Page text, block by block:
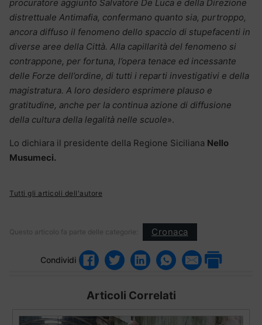
procuratore aggiunto Salvatore De Luca e della Direzione
distrettuale Antimafia, confermano quanto sia, purtroppo,
ancora diffuso il fenomeno dello spaccio di stupefacenti in
diverse aree della Città. Alla capillarità del fenomeno si
contrappone, per fortuna, l’opera tenace ed incessante
delle Forze dell’ordine, di tutti i reparti investigativi e della
magistratura. A loro desidero esprimere plauso e
gratitudine, anche per la continua azione di diffusione
della cultura della legalità nelle scuole».
Lo dichiara il presidente della Regione Siciliana Nello
Musumeci.
Tutti gli articoli dell'autore
Questo articolo fa parte delle categorie: Cronaca
Condividi
Articoli Correlati